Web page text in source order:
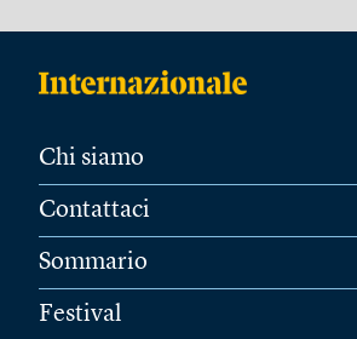
Chi siamo
Contattaci
Sommario
Festival